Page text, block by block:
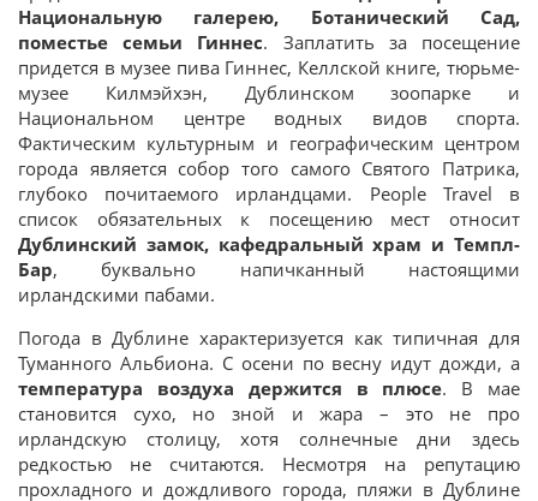
Национальную галерею, Ботанический Сад,
поместье семьи Гиннес. Заплатить за посещение
придется в музее пива Гиннес, Келлской книге, тюрьме-
музее Килмэйхэн, Дублинском зоопарке и
Национальном центре водных видов спорта.
Фактическим культурным и географическим центром
города является собор того самого Святого Патрика,
глубоко почитаемого ирландцами. People Travel в
список обязательных к посещению мест относит
Дублинский замок, кафедральный храм и Темпл-
Бар, буквально напичканный настоящими
ирландскими пабами.
Погода в Дублине характеризуется как типичная для
Туманного Альбиона. С осени по весну идут дожди, а
температура воздуха держится в плюсе. В мае
становится сухо, но зной и жара – это не про
ирландскую столицу, хотя солнечные дни здесь
редкостью не считаются. Несмотря на репутацию
прохладного и дождливого города, пляжи в Дублине